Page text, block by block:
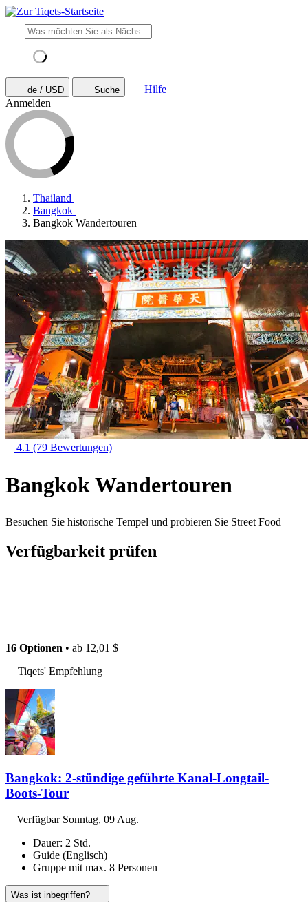
de / USD Suche
Hilfe
Anmelden
Thailand
Bangkok
Bangkok Wandertouren
4.1 (79 Bewertungen)
Bangkok Wandertouren
Besuchen Sie historische Tempel und probieren Sie Street Food
Verfügbarkeit prüfen
16 Optionen • ab 12,01 $
Tiqets' Empfehlung
Bangkok: 2-stündige geführte Kanal-Longtail-
Boots-Tour
Verfügbar Sonntag, 09 Aug.
Dauer: 2 Std.
Guide (Englisch)
Gruppe mit max. 8 Personen
Was ist inbegriffen?